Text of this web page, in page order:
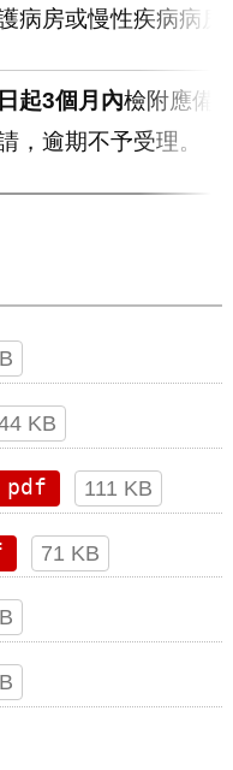
病房或慢性疾病病
起3個月內檢附應備
，逾期不予受理。
KB
pdf 111 KB
71 KB